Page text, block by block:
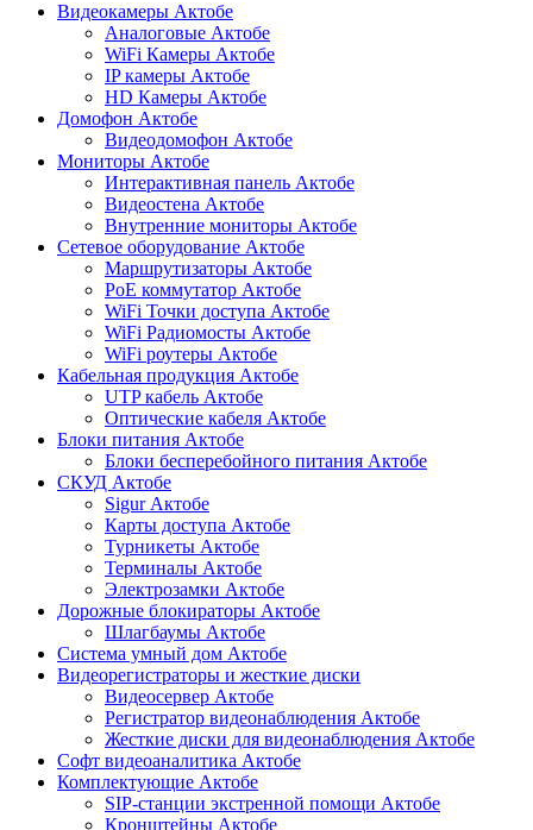
Видеокамеры Актобе
Аналоговые Актобе
WiFi Камеры Актобе
IP камеры Актобе
HD Камеры Актобе
Домофон Актобе
Видеодомофон Актобе
Мониторы Актобе
Интерактивная панель Актобе
Видеостена Актобе
Внутренние мониторы Актобе
Сетевое оборудование Актобе
Маршрутизаторы Актобе
PoE коммутатор Актобе
WiFi Точки доступа Актобе
WiFi Радиомосты Актобе
WiFi роутеры Актобе
Кабельная продукция Актобе
UTP кабель Актобе
Оптические кабеля Актобе
Блоки питания Актобе
Блоки бесперебойного питания Актобе
СКУД Актобе
Sigur Актобе
Карты доступа Актобе
Турникеты Актобе
Терминалы Актобе
Электрозамки Актобе
Дорожные блокираторы Актобе
Шлагбаумы Актобе
Система умный дом Актобе
Видеорегистраторы и жесткие диски
Видеосервер Актобе
Регистратор видеонаблюдения Актобе
Жесткие диски для видеонаблюдения Актобе
Софт видеоаналитика Актобе
Комплектующие Актобе
SIP-станции экстренной помощи Актобе
Кронштейны Актобе